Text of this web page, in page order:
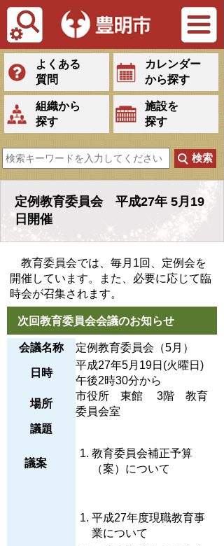
Tiếng Việt
よくある
質問
カレンダー
から探す
組織から
探す
施設を
探す
定例教育委員会 平成27年 5月19
日開催
教育委員会では、毎月1回、定例会を
開催しています。また、必要に応じて臨
時会が召集されます。
次回教育委員会会議のお知らせ
会議名称 定例教育委員会（5月）
日時
平成27年5月19日(火曜日)
午後2時30分から
場所
市役所 東館 3階 教育
委員会室
議題
議案
教育委員会補正予算
（案）について
平成27年度現職教育事
業について